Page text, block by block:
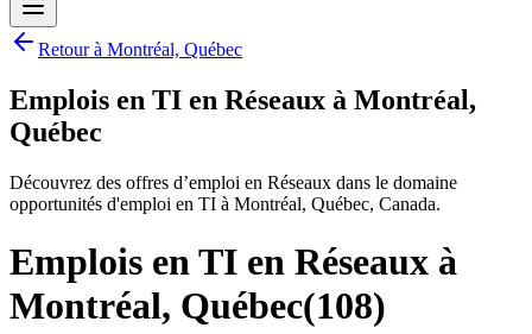
Retour à Montréal, Québec
Emplois en TI en Réseaux à Montréal,
Québec
Découvrez des offres d’emploi en Réseaux dans le domaine
opportunités d'emploi en TI à Montréal, Québec, Canada.
Emplois en TI en Réseaux à
Montréal, Québec(108)